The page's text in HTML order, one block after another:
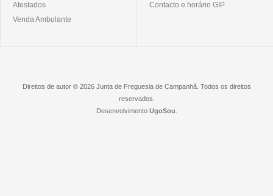
Atestados
Venda Ambulante
Contacto e horário GIP
Direitos de autor © 2026 Junta de Freguesia de Campanhã. Todos os direitos
reservados.
Desenvolvimento UgoSou